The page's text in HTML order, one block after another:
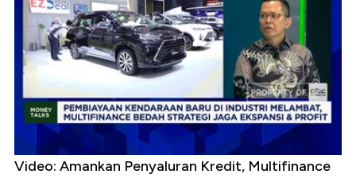
Video: Amankan Penyaluran Kredit, Multifinance